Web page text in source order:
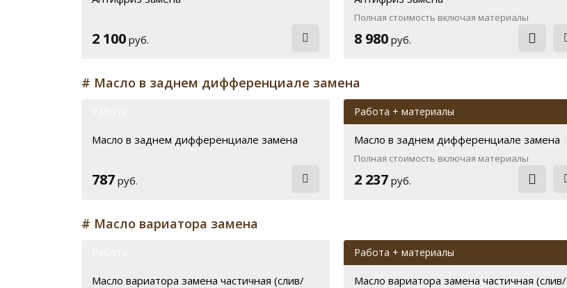
2 100 руб.
Полная стоимость включая материалы
8 980руб.
# Масло в заднем дифференциале замена
Масло в заднем дифференциале замена
787 руб.
Работа + материалы
Масло в заднем дифференциале замена
Полная стоимость включая материалы
2 237руб.
# Масло вариатора замена
Масло вариатора замена частичная (слив/
Работа + материалы
Масло вариатора замена частичная (слив/